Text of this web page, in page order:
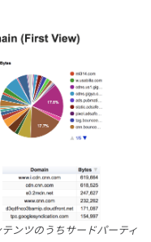
ンツのうちサードパーティ